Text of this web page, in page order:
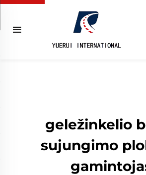
geležinkelio
sujungimo